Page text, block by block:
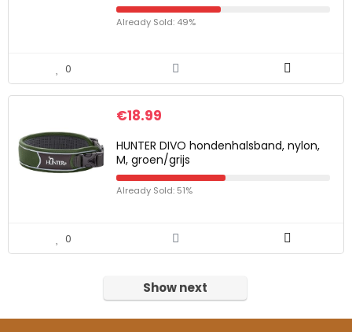
Already Sold: 49%
0
€18.99
HUNTER DIVO hondenhalsband, nylon,
M, groen/grijs
Already Sold: 51%
0
Show next